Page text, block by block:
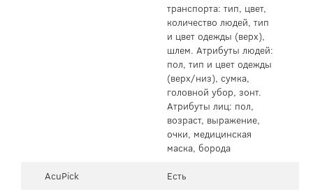
транспорта: тип, цвет,
количество людей, тип
и цвет одежды (верх),
шлем. Атрибуты людей:
пол, тип и цвет одежды
(верх/низ), сумка,
головной убор, зонт.
Атрибуты лиц: пол,
возраст, выражение,
очки, медицинская
маска, борода
AcuPick
Есть